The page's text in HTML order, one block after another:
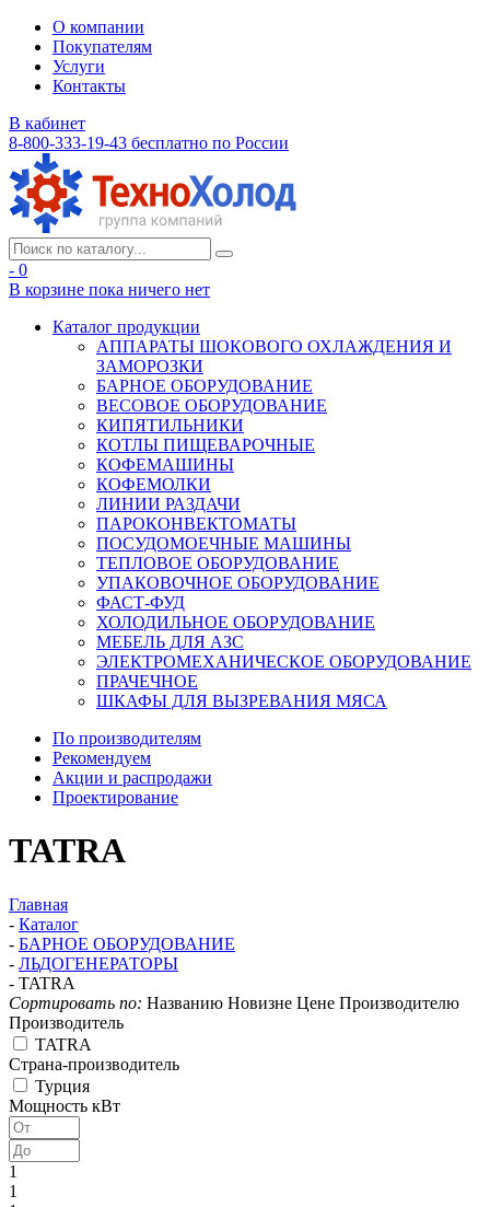
О компании
Покупателям
Услуги
Контакты
В кабинет
8-800-333-19-43 бесплатно по России
- 0
В корзине пока ничего нет
Каталог продукции
АППАРАТЫ ШОКОВОГО ОХЛАЖДЕНИЯ И
ЗАМОРОЗКИ
БАРНОЕ ОБОРУДОВАНИЕ
ВЕСОВОЕ ОБОРУДОВАНИЕ
КИПЯТИЛЬНИКИ
КОТЛЫ ПИЩЕВАРОЧНЫЕ
КОФЕМАШИНЫ
КОФЕМОЛКИ
ЛИНИИ РАЗДАЧИ
ПАРОКОНВЕКТОМАТЫ
ПОСУДОМОЕЧНЫЕ МАШИНЫ
ТЕПЛОВОЕ ОБОРУДОВАНИЕ
УПАКОВОЧНОЕ ОБОРУДОВАНИЕ
ФАСТ-ФУД
ХОЛОДИЛЬНОЕ ОБОРУДОВАНИЕ
МЕБЕЛЬ ДЛЯ АЗС
ЭЛЕКТРОМЕХАНИЧЕСКОЕ ОБОРУДОВАНИЕ
ПРАЧЕЧНОЕ
ШКАФЫ ДЛЯ ВЫЗРЕВАНИЯ МЯСА
По производителям
Рекомендуем
Акции и распродажи
Проектирование
TATRA
Главная
- Каталог
- БАРНОЕ ОБОРУДОВАНИЕ
- ЛЬДОГЕНЕРАТОРЫ
- TATRA
Сортировать по: Названию Новизне Цене Производителю
Производитель
TATRA
Страна-производитель
Турция
Мощность кВт
1
1